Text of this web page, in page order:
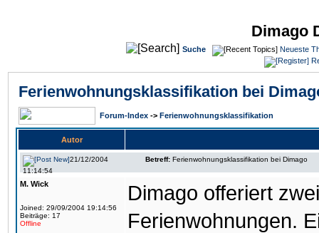
Dimago
Suche
Neueste
Ferienwohnungsklassifikation bei
Forum-Index -> Ferienwohnungsklassifikation
Autor
21/12/2004
11:14:54
Betreff: Ferienwohnungsklassifikation bei Dimago
M. Wick
Joined: 29/09/2004 19:14:56
Beiträge: 17
Offline
Dimago offeriert
Ferienwohnungen.